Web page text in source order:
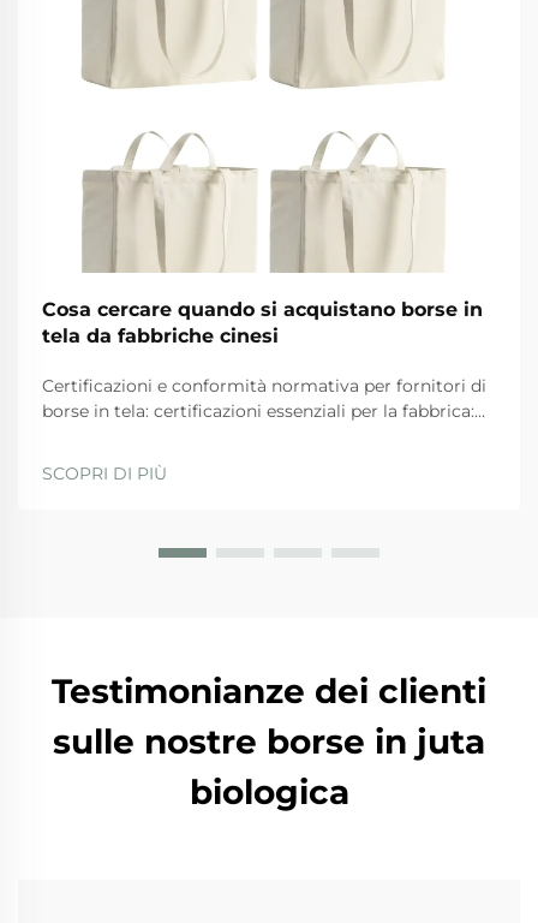
Cosa cercare quando si acquistano borse in
tela da fabbriche cinesi
Certificazioni e conformità normativa per fornitori di
borse in tela: certificazioni essenziali per la fabbrica:
effettivamente garantiscono. Quando si valutano i
fornitori, le aziende dovrebbero privilegiare quelli
SCOPRI DI PIÙ
Testimonianze dei clienti
sulle nostre borse in juta
biologica